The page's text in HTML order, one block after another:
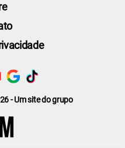
- Um site do grupo